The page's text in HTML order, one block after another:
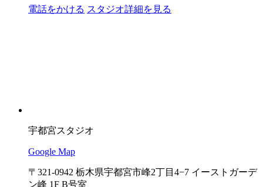
電話をかける スタジオ詳細を見る
宇都宮スタジオ
Google Map
〒321-0942 栃木県宇都宮市峰2丁目4−7 イーストガーデ
ン峰 1F B号室